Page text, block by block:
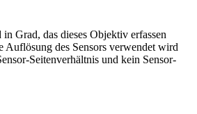
Grad, das dieses Objektiv erfassen
Auflösung des Sensors verwendet wird
Seitenverhältnis und kein Sensor-